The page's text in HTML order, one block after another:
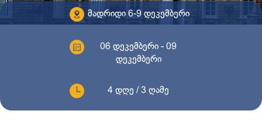
მადრიდი 6-9 დეკემბერი
06 დეკემბერი - 09
დეკემბერი
4 დღე / 3 ღამე